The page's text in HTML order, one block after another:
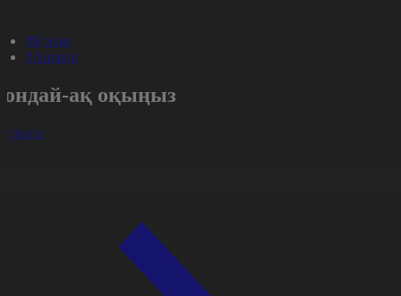
#Қоғам
#Aqparat
ақ оқыңыз